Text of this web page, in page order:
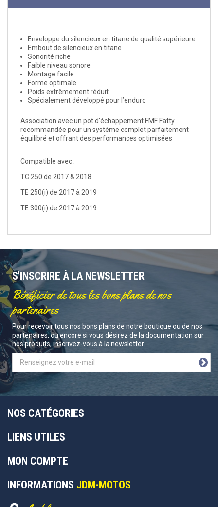
Enveloppe du silencieux en titane de qualité supérieure
Embout de silencieux en titane
Sonorité riche
Faible niveau sonore
Montage facile
Forme optimale
Poids extrêmement réduit
Spécialement développé pour l’enduro
Association avec un pot d'échappement FMF Fatty
recommandée pour un système complet parfaitement
équilibré et offrant des performances optimisées
Compatible avec :
TC 250 de 2017 & 2018
TE 250(i) de 2017 à 2019
TE 300(i) de 2017 à 2019
S'INSCRIRE À LA NEWSLETTER
Bénéficier de tous les bons plans de nos
partenaires
Pour recevoir tous nos bons plans de notre boutique ou de nos
partenaires, ou encore si vous désirez de la documentation sur
nos produits, inscrivez-vous à la newsletter.
NOS CATÉGORIES
LIENS UTILES
MON COMPTE
INFORMATIONS JDM-MOTOS